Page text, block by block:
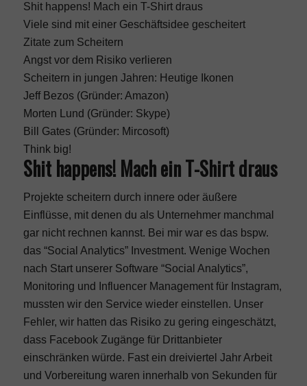
Shit happens! Mach ein T-Shirt draus
Viele sind mit einer Geschäftsidee gescheitert
Zitate zum Scheitern
Angst vor dem Risiko verlieren
Scheitern in jungen Jahren: Heutige Ikonen
Jeff Bezos (Gründer: Amazon)
Morten Lund (Gründer: Skype)
Bill Gates (Gründer: Mircosoft)
Think big!
Shit happens! Mach ein T-Shirt draus
Projekte scheitern durch innere oder äußere
Einflüsse, mit denen du als Unternehmer manchmal
gar nicht rechnen kannst. Bei mir war es das bspw.
das “Social Analytics” Investment. Wenige Wochen
nach Start unserer Software “Social Analytics”,
Monitoring und Influencer Management für Instagram,
mussten wir den Service wieder einstellen. Unser
Fehler, wir hatten das Risiko zu gering eingeschätzt,
dass Facebook Zugänge für Drittanbieter
einschränken würde. Fast ein dreiviertel Jahr Arbeit
und Vorbereitung waren innerhalb von Sekunden für